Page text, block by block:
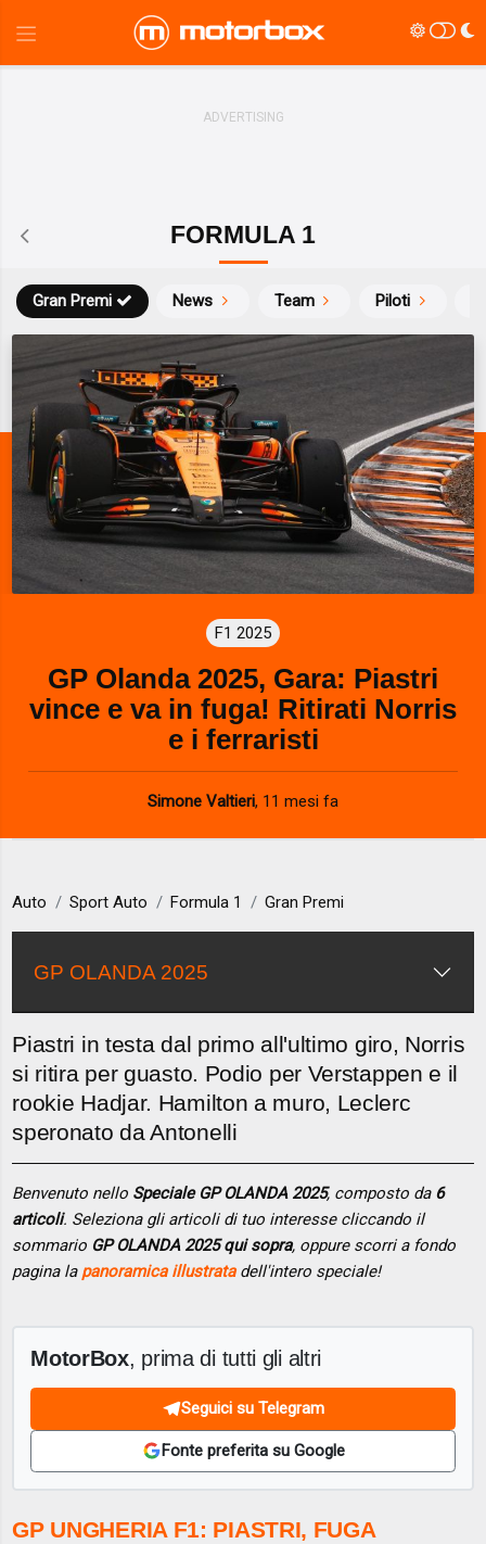
FORMULA 1
News
Gran Premi Team Piloti
F1 2025
GP Olanda 2025, Gara: Piastri
vince e va in fuga! Ritirati Norris
e i ferraristi
Simone Valtieri, 11 mesi fa
Auto Sport Auto Formula 1 Gran Premi
GP OLANDA 2025
Piastri in testa dal primo all'ultimo giro, Norris
si ritira per guasto. Podio per Verstappen e il
rookie Hadjar. Hamilton a muro, Leclerc
speronato da Antonelli
Benvenuto nello Speciale GP OLANDA 2025, composto da 6
articoli. Seleziona gli articoli di tuo interesse cliccando il
sommario GP OLANDA 2025 qui sopra, oppure scorri a fondo
pagina la panoramica illustratadell'intero speciale!
MotorBox, prima di tutti gli altri
Seguici su Telegram
Fonte preferita su Google
GP UNGHERIA F1: PIASTRI, FUGA